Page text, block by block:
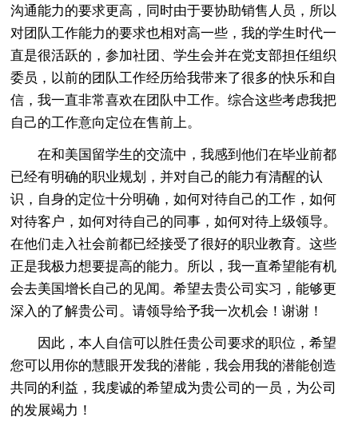
沟通能力的要求更高，同时由于要协助销售人员，所以
对团队工作能力的要求也相对高一些，我的学生时代一
直是很活跃的，参加社团、学生会并在党支部担任组织
委员，以前的团队工作经历给我带来了很多的快乐和自
信，我一直非常喜欢在团队中工作。综合这些考虑我把
自己的工作意向定位在售前上。
在和美国留学生的交流中，我感到他们在毕业前都
已经有明确的职业规划，并对自己的能力有清醒的认
识，自身的定位十分明确，如何对待自己的工作，如何
对待客户，如何对待自己的同事，如何对待上级领导。
在他们走入社会前都已经接受了很好的职业教育。这些
正是我极力想要提高的能力。所以，我一直希望能有机
会去美国增长自己的见闻。希望去贵公司实习，能够更
深入的了解贵公司。请领导给予我一次机会！谢谢！
因此，本人自信可以胜任贵公司要求的职位，希望
您可以用你的慧眼开发我的潜能，我会用我的潜能创造
共同的利益，我虔诚的希望成为贵公司的一员，为公司
的发展竭力！